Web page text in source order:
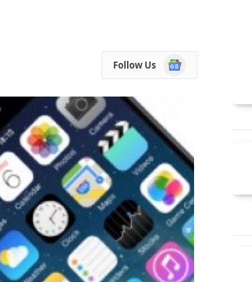
Follow Us
Google
News